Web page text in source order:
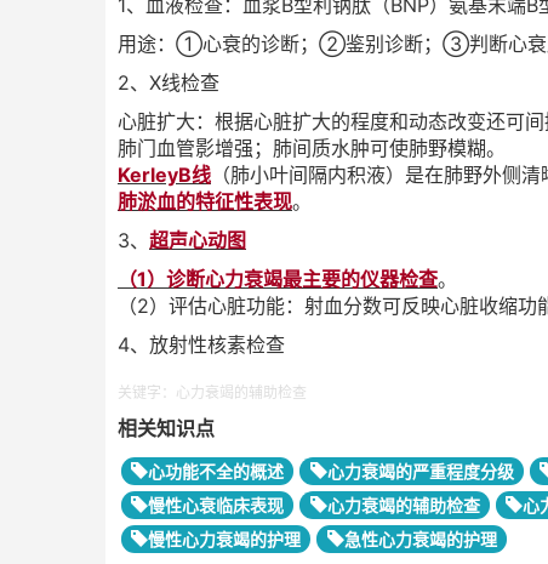
1、血液检查：血浆B型利钠肽（BNP）氨基末端B
用途：①心衰的诊断；②鉴别诊断；③判断心衰
2、X线检查
心脏扩大：根据心脏扩大的程度和动态改变还可间
肺门血管影增强；肺间质水肿可使肺野模糊。
KerleyB线 （肺小叶间隔内积液）是在肺野外侧清
肺淤血的特征性表现。
3、 超声心动图
（1）诊断心力衰竭最主要的仪器检查。
（2）评估心脏功能：射血分数可反映心脏收缩功
4、放射性核素检查
关键字：心力衰竭的辅助检查
相关知识点
心功能不全的概述 心力衰竭的严重程度分级
慢性心衰临床表现
心力衰竭的辅助检查
心
慢性心力衰竭的护理
急性心力衰竭的护理